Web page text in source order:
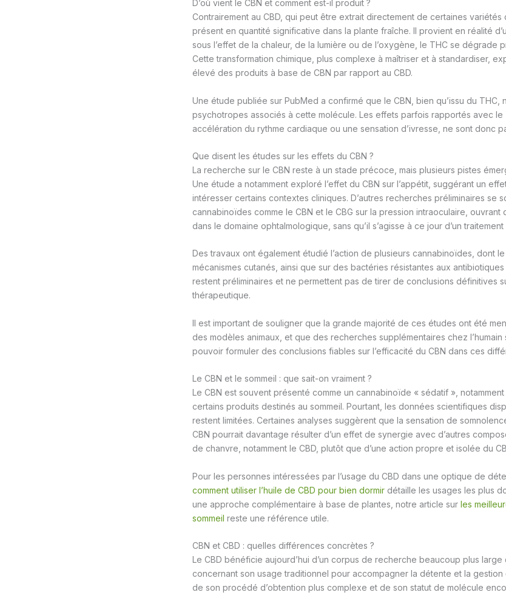
D’où vient le CBN et comment est-il produit ?
Contrairement au CBD, qui peut être extrait directement de certaines variétés
présent en quantité significative dans la plante fraîche. Il provient en réalité
sous l’effet de la chaleur, de la lumière ou de l’oxygène, le THC se dégrade
Cette transformation chimique, plus complexe à maîtriser et à standardiser,
élevé des produits à base de CBN par rapport au CBD.
Une étude publiée sur PubMed a confirmé que le CBN, bien qu’issu du
psychotropes associés à cette molécule. Les effets parfois rapportés avec le
accélération du rythme cardiaque ou une sensation d’ivresse, ne sont donc
Que disent les études sur les effets du CBN ?
La recherche sur le CBN reste à un stade précoce, mais plusieurs pistes
Une étude a notamment exploré l’effet du CBN sur l’appétit, suggérant un
intéresser certains contextes cliniques. D’autres recherches préliminaires se
cannabinoïdes comme le CBN et le CBG sur la pression intraoculaire,
dans le domaine ophtalmologique, sans qu’il s’agisse à ce jour d’un traitement
Des travaux ont également étudié l’action de plusieurs cannabinoïdes, dont le
mécanismes cutanés, ainsi que sur des bactéries résistantes aux
restent préliminaires et ne permettent pas de tirer de conclusions définitives
thérapeutique.
Il est important de souligner que la grande majorité de ces études ont été
des modèles animaux, et que des recherches supplémentaires chez
pouvoir formuler des conclusions fiables sur l’efficacité du CBN dans ces
Le CBN et le sommeil : que sait-on vraiment ?
Le CBN est souvent présenté comme un cannabinoïde « sédatif »,
certains produits destinés au sommeil. Pourtant, les données scientifiques
restent limitées. Certaines analyses suggèrent que la sensation de
CBN pourrait davantage résulter d’un effet de synergie avec d’autres
de chanvre, notamment le CBD, plutôt que d’une action propre et isolée du
Pour les personnes intéressées par l’usage du CBD dans une optique de
comment utiliser l’huile de CBD pour bien dormir détaille les usages les plus
une approche complémentaire à base de plantes, notre article sur les
sommeil reste une référence utile.
CBN et CBD : quelles différences concrètes ?
Le CBD bénéficie aujourd’hui d’un corpus de recherche beaucoup plus large
concernant son usage traditionnel pour accompagner la détente et la gestion
de son procédé d’obtention plus complexe et de son statut de molécule